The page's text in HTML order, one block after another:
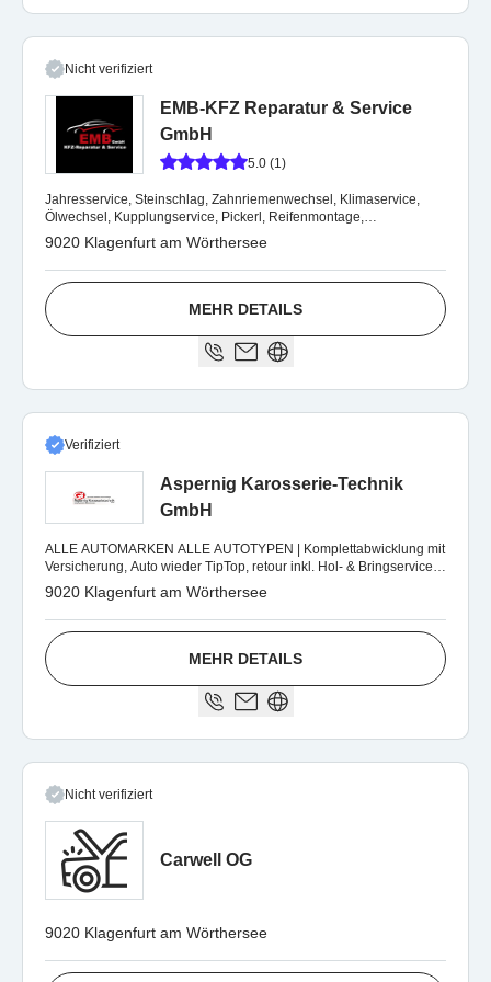
Nicht verifiziert
EMB-KFZ Reparatur & Service
GmbH
5.0 (1)
Jahresservice, Steinschlag, Zahnriemenwechsel, Klimaservice,
Ölwechsel, Kupplungservice, Pickerl, Reifenmontage,
Achsvermessung, Motorreparatur!!!
9020 Klagenfurt am Wörthersee
MEHR DETAILS
Verifiziert
Aspernig Karosserie-Technik
GmbH
ALLE AUTOMARKEN ALLE AUTOTYPEN | Komplettabwicklung mit
Versicherung, Auto wieder TipTop, retour inkl. Hol- & Bringservice
und kostenlosem Ersatzwagen
9020 Klagenfurt am Wörthersee
MEHR DETAILS
Nicht verifiziert
Carwell OG
9020 Klagenfurt am Wörthersee